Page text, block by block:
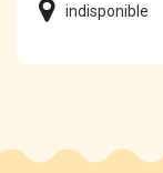
indisponible